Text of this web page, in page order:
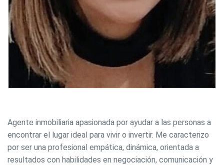
Agente inmobiliaria apasionada por ayudar a las personas a
encontrar el lugar ideal para vivir o invertir. Me caracterizo
por ser una profesional empática, dinámica, orientada a
resultados con habilidades en negociación, comunicación y
Modificar cookies
Técnicas y funcionales
Siempre activas
instalación de las mismas. El usuario tiene la posibilidad
de configurar su navegador pudiendo, si así lo desea,
impedir que sean instaladas en su disco duro, aunque
deberá tener en cuenta que dicha acción podrá ocasionar
dificultades de navegación de la página web.